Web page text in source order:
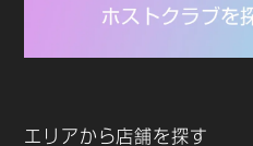
エリアから店舗を探す